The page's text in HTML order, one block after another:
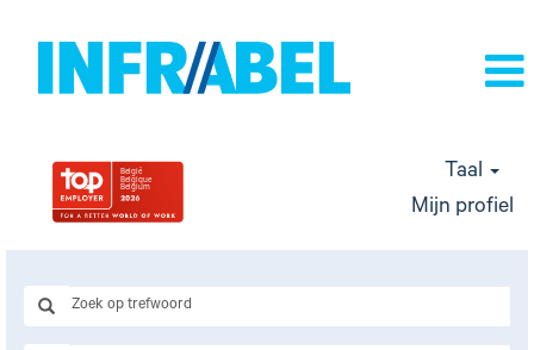
Taal
Mijn profiel